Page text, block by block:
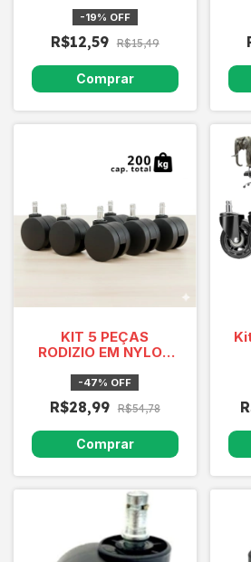
-19% OFF
R$12,59 R$15,49
KIT 5 PEÇAS
RODIZIO EM NYLON
-47% OFF
R$28,99 R$54,78